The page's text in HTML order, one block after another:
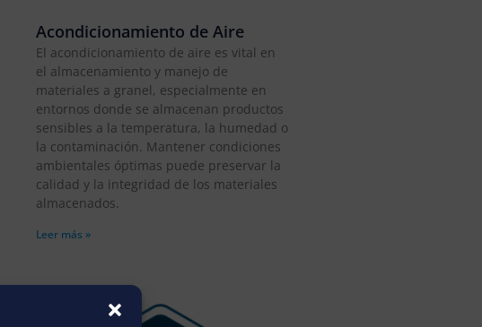
Acondicionamiento de Aire
El acondicionamiento de aire es vital en
el almacenamiento y manejo de
materiales a granel, especialmente en
entornos donde se almacenan productos
sensibles a la temperatura, la humedad o
la contaminación. Mantener condiciones
ambientales óptimas puede preservar la
calidad y la integridad de los materiales
almacenados.
Leer más »